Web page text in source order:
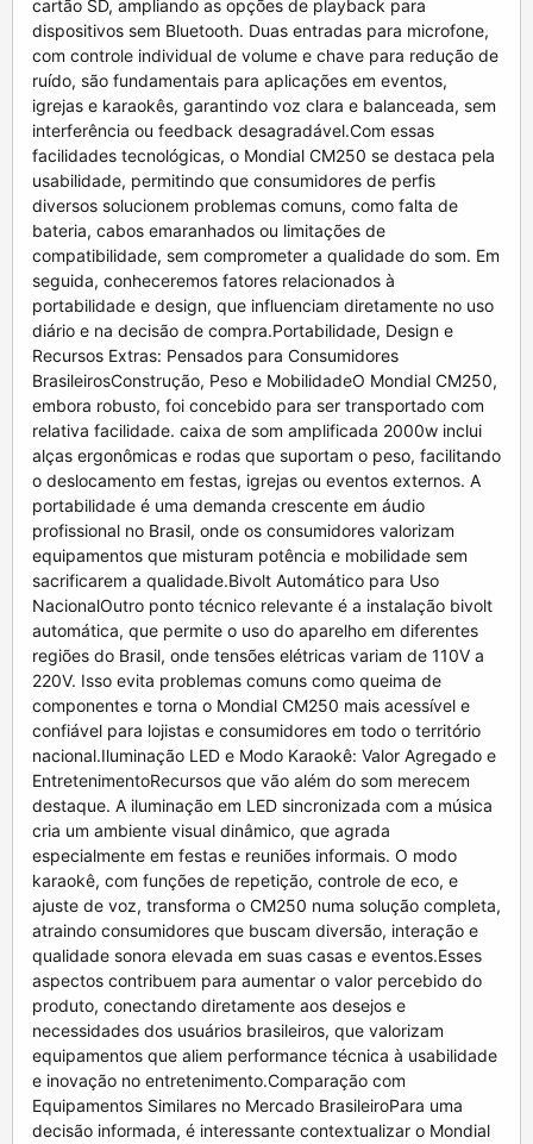
cartão SD, ampliando as opções de playback para
dispositivos sem Bluetooth. Duas entradas para microfone,
com controle individual de volume e chave para redução de
ruído, são fundamentais para aplicações em eventos,
igrejas e karaokês, garantindo voz clara e balanceada, sem
interferência ou feedback desagradável.Com essas
facilidades tecnológicas, o Mondial CM250 se destaca pela
usabilidade, permitindo que consumidores de perfis
diversos solucionem problemas comuns, como falta de
bateria, cabos emaranhados ou limitações de
compatibilidade, sem comprometer a qualidade do som. Em
seguida, conheceremos fatores relacionados à
portabilidade e design, que influenciam diretamente no uso
diário e na decisão de compra.Portabilidade, Design e
Recursos Extras: Pensados para Consumidores
BrasileirosConstrução, Peso e MobilidadeO Mondial CM250,
embora robusto, foi concebido para ser transportado com
relativa facilidade. caixa de som amplificada 2000w inclui
alças ergonômicas e rodas que suportam o peso, facilitando
o deslocamento em festas, igrejas ou eventos externos. A
portabilidade é uma demanda crescente em áudio
profissional no Brasil, onde os consumidores valorizam
equipamentos que misturam potência e mobilidade sem
sacrificarem a qualidade.Bivolt Automático para Uso
NacionalOutro ponto técnico relevante é a instalação bivolt
automática, que permite o uso do aparelho em diferentes
regiões do Brasil, onde tensões elétricas variam de 110V a
220V. Isso evita problemas comuns como queima de
componentes e torna o Mondial CM250 mais acessível e
confiável para lojistas e consumidores em todo o território
nacional.Iluminação LED e Modo Karaokê: Valor Agregado e
EntretenimentoRecursos que vão além do som merecem
destaque. A iluminação em LED sincronizada com a música
cria um ambiente visual dinâmico, que agrada
especialmente em festas e reuniões informais. O modo
karaokê, com funções de repetição, controle de eco, e
ajuste de voz, transforma o CM250 numa solução completa,
atraindo consumidores que buscam diversão, interação e
qualidade sonora elevada em suas casas e eventos.Esses
aspectos contribuem para aumentar o valor percebido do
produto, conectando diretamente aos desejos e
necessidades dos usuários brasileiros, que valorizam
equipamentos que aliem performance técnica à usabilidade
e inovação no entretenimento.Comparação com
Equipamentos Similares no Mercado BrasileiroPara uma
decisão informada, é interessante contextualizar o Mondial